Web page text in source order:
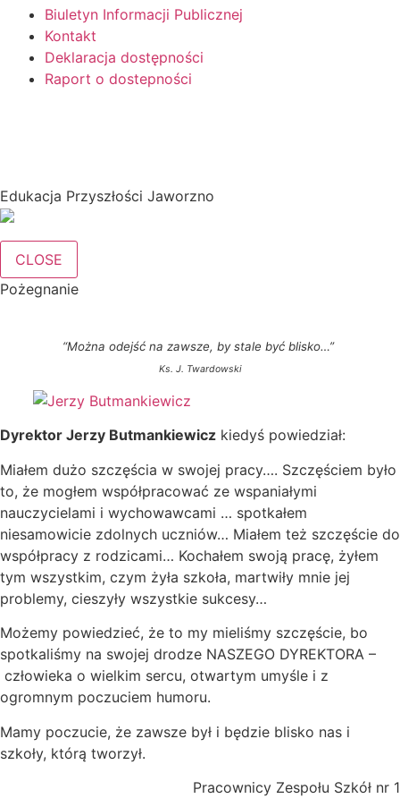
Biuletyn Informacji Publicznej
Kontakt
Deklaracja dostępności
Raport o dostepności
Edukacja Przyszłości Jaworzno
CLOSE
Pożegnanie
“Można odejść na zawsze, by stale być blisko…”
Ks. J. Twardowski
Dyrektor Jerzy Butmankiewicz kiedyś powiedział:
Miałem dużo szczęścia w swojej pracy…. Szczęściem było
to, że mogłem współpracować ze wspaniałymi
nauczycielami i wychowawcami … spotkałem
niesamowicie zdolnych uczniów… Miałem też szczęście do
współpracy z rodzicami… Kochałem swoją pracę, żyłem
tym wszystkim, czym żyła szkoła, martwiły mnie jej
problemy, cieszyły wszystkie sukcesy…
Możemy powiedzieć, że to my mieliśmy szczęście, bo
spotkaliśmy na swojej drodze NASZEGO DYREKTORA –
człowieka o wielkim sercu, otwartym umyśle i z
ogromnym poczuciem humoru.
Mamy poczucie, że zawsze był i będzie blisko nas i
szkoły, którą tworzył.
Pracownicy Zespołu Szkół nr 1